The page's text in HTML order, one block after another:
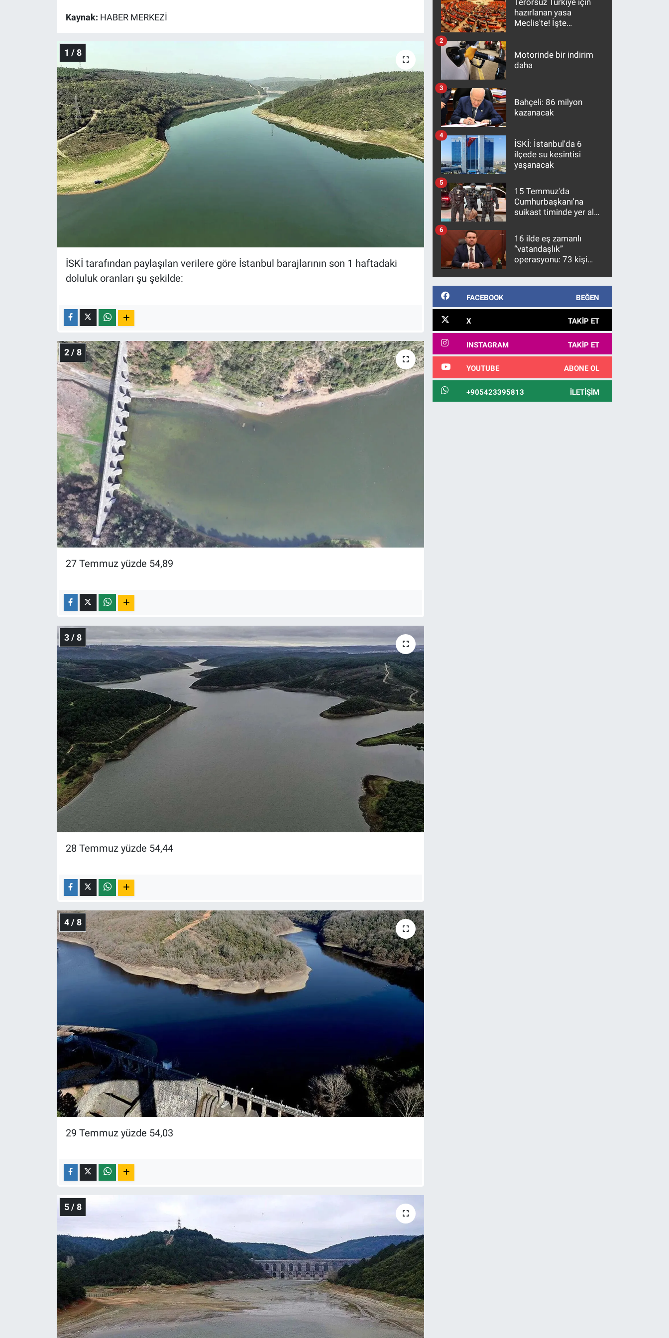
Kaynak: HABER MERKEZİ
1 / 8
İSKİ tarafından paylaşılan verilere göre İstanbul barajlarının son 1 haftadaki
doluluk oranları şu şekilde:
2 / 8
27 Temmuz yüzde 54,89
3 / 8
28 Temmuz yüzde 54,44
4 / 8
29 Temmuz yüzde 54,03
5 / 8
Terörsüz Türkiye için
hazırlanan yasa
Meclis'te! İşte
Motorinde bir indirim
daha
2
Bahçeli: 86 milyon
kazanacak
3
İSKİ: İstanbul'da 6
ilçede su kesintisi
yaşanacak
4
15 Temmuz'da
Cumhurbaşkanı'na
suikast timinde yer alan
10 yıl sonra yakalandı
5
16 ilde eş zamanlı
“vatandaşlık”
operasyonu: 73 kişi
6
FACEBOOK BEĞEN
X TAKIP ET
INSTAGRAM TAKIP ET
YOUTUBE ABONE OL
+905423395813 İLETIŞIM
Gündem Özel
Günün görüntüsü
Koronavirüs
Kültür Sanat
Programlar
Teknoloji
Türkiye'nin Geleceği
Türkiye'nin Gündemi
Yerel Gündem
Yerel Yaşam
Canlı Yayın